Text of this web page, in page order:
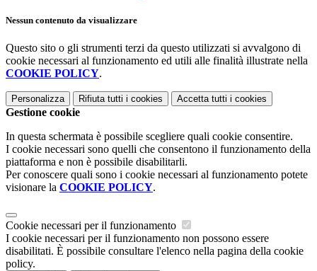
Nessun contenuto da visualizzare
Questo sito o gli strumenti terzi da questo utilizzati si avvalgono di
cookie necessari al funzionamento ed utili alle finalità illustrate nella
COOKIE POLICY.
Personalizza Rifiuta tutti i cookies Accetta tutti i cookies
Gestione cookie
In questa schermata è possibile scegliere quali cookie consentire.
I cookie necessari sono quelli che consentono il funzionamento della
piattaforma e non è possibile disabilitarli.
Per conoscere quali sono i cookie necessari al funzionamento potete
visionare la COOKIE POLICY.
Cookie necessari per il funzionamento
I cookie necessari per il funzionamento non possono essere
disabilitati. È possibile consultare l'elenco nella pagina della cookie
policy.